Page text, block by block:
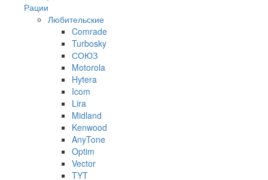
Рации
Любительские
Comrade
Turbosky
СОЮЗ
Motorola
Hytera
Icom
Lira
Midland
Kenwood
AnyTone
Optim
Vector
TYT